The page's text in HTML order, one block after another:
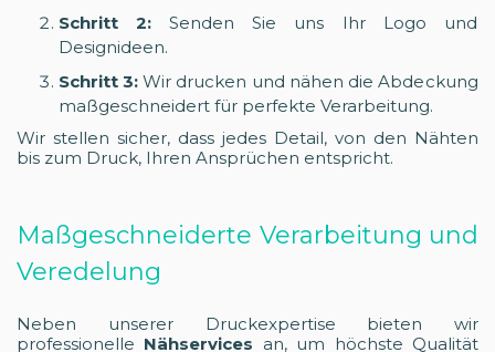
Schritt 2:Senden Sie uns Ihr Logo und
Designideen.
Schritt 3:Wir drucken und nähen die Abdeckung
maßgeschneidert für perfekte Verarbeitung.
Wir stellen sicher, dass jedes Detail, von den Nähten
bis zum Druck, Ihren Ansprüchen entspricht.
Maßgeschneiderte Verarbeitung und
Veredelung
Neben unserer Druckexpertise bieten wir
professionelle Nähservices an, um höchste Qualität